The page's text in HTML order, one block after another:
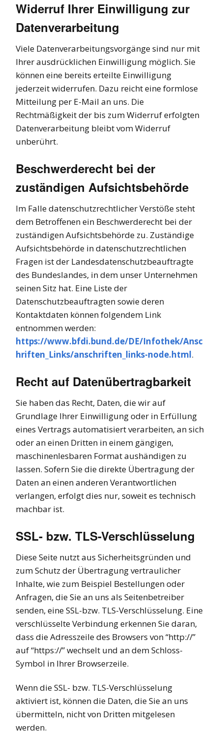
Widerruf Ihrer Einwilligung zur
Datenverarbeitung
Viele Datenverarbeitungsvorgänge sind nur mit
Ihrer ausdrücklichen Einwilligung möglich. Sie
können eine bereits erteilte Einwilligung
jederzeit widerrufen. Dazu reicht eine formlose
Mitteilung per E-Mail an uns. Die
Rechtmäßigkeit der bis zum Widerruf erfolgten
Datenverarbeitung bleibt vom Widerruf
unberührt.
Beschwerderecht bei der
zuständigen Aufsichtsbehörde
Im Falle datenschutzrechtlicher Verstöße steht
dem Betroffenen ein Beschwerderecht bei der
zuständigen Aufsichtsbehörde zu. Zuständige
Aufsichtsbehörde in datenschutzrechtlichen
Fragen ist der Landesdatenschutzbeauftragte
des Bundeslandes, in dem unser Unternehmen
seinen Sitz hat. Eine Liste der
Datenschutzbeauftragten sowie deren
Kontaktdaten können folgendem Link
entnommen werden:
https://www.bfdi.bund.de/DE/Infothek/Ansc
hriften_Links/anschriften_links-node.html.
Recht auf Datenübertragbarkeit
Sie haben das Recht, Daten, die wir auf
Grundlage Ihrer Einwilligung oder in Erfüllung
eines Vertrags automatisiert verarbeiten, an sich
oder an einen Dritten in einem gängigen,
maschinenlesbaren Format aushändigen zu
lassen. Sofern Sie die direkte Übertragung der
Daten an einen anderen Verantwortlichen
verlangen, erfolgt dies nur, soweit es technisch
machbar ist.
SSL- bzw. TLS-Verschlüsselung
Diese Seite nutzt aus Sicherheitsgründen und
zum Schutz der Übertragung vertraulicher
Inhalte, wie zum Beispiel Bestellungen oder
Anfragen, die Sie an uns als Seitenbetreiber
senden, eine SSL-bzw. TLS-Verschlüsselung. Eine
verschlüsselte Verbindung erkennen Sie daran,
dass die Adresszeile des Browsers von “http://”
auf “https://” wechselt und an dem Schloss-
Symbol in Ihrer Browserzeile.
Wenn die SSL- bzw. TLS-Verschlüsselung
aktiviert ist, können die Daten, die Sie an uns
übermitteln, nicht von Dritten mitgelesen
werden.